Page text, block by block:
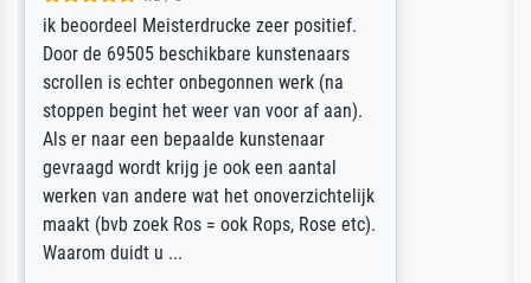
Die Zufriedenheit ist auch nicht dadurch
getrübt, dass das Bild entgegen einer
angegebenen Lieferanschrift (sollte eine
Überraschung für die normannische
Ehefrau sein zum Hochzeits- gleichzeitig
auch Geburtstag sein) doch nach zu Hause
zugestellt wurde.